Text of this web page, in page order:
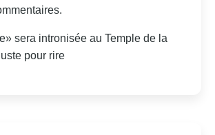
sera intronisée au Temple de la
pour rire